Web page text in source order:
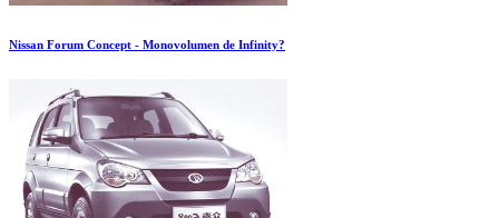
Nissan Forum Concept - Monovolumen de Infinity?